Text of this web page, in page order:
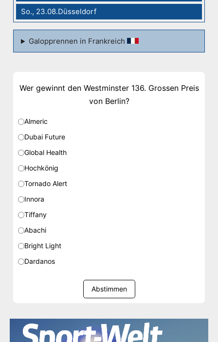
So., 23.08.Düsseldorf
Galopprennen in Frankreich
Wer gewinnt den Westminster 136. Grossen Preis
von Berlin?
Almeric
Dubai Future
Global Health
Hochkönig
Tornado Alert
Innora
Tiffany
Abachi
Bright Light
Dardanos
Abstimmen